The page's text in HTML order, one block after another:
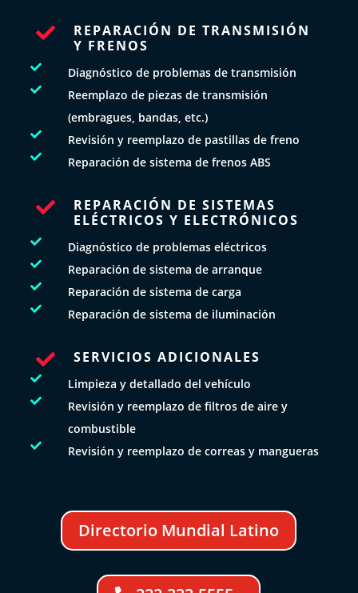

REPARACIÓN DE TRANSMISIÓN
Y FRENOS
 Diagnóstico de problemas de transmisión

Reemplazo de piezas de transmisión
(embragues, bandas, etc.)
 Revisión y reemplazo de pastillas de freno
 Reparación de sistema de frenos ABS

REPARACIÓN DE SISTEMAS
ELÉCTRICOS Y ELECTRÓNICOS
 Diagnóstico de problemas eléctricos
 Reparación de sistema de arranque
 Reparación de sistema de carga
 Reparación de sistema de iluminación
 SERVICIOS ADICIONALES
 Limpieza y detallado del vehículo

Revisión y reemplazo de filtros de aire y
combustible
 Revisión y reemplazo de correas y mangueras
Directorio Mundial Latino